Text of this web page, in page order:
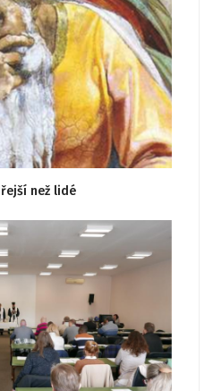
než lidé